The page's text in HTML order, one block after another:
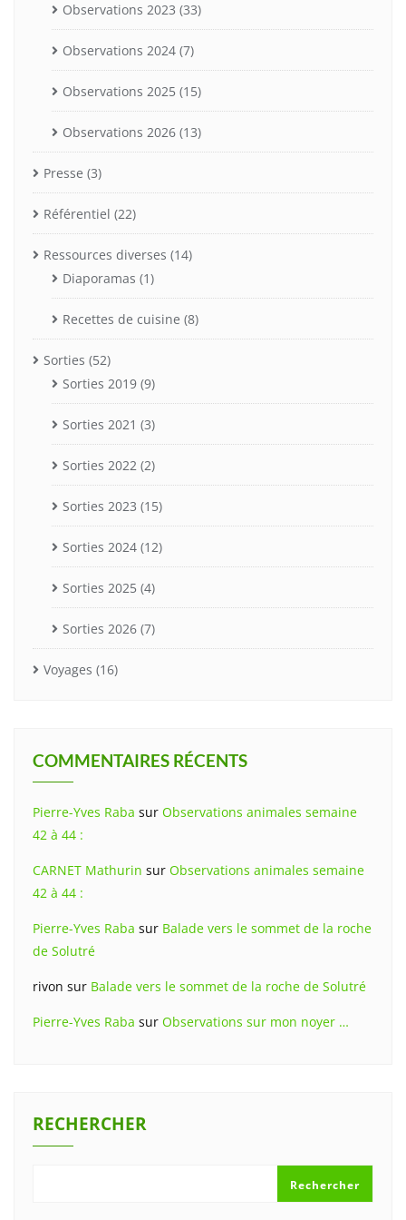
Observations 2023 (33)
Observations 2024 (7)
Observations 2025 (15)
Observations 2026 (13)
Presse (3)
Référentiel (22)
Ressources diverses (14)
Diaporamas (1)
Recettes de cuisine (8)
Sorties (52)
Sorties 2019 (9)
Sorties 2021 (3)
Sorties 2022 (2)
Sorties 2023 (15)
Sorties 2024 (12)
Sorties 2025 (4)
Sorties 2026 (7)
Voyages (16)
COMMENTAIRES RÉCENTS
Pierre-Yves Raba sur Observations animales semaine
42 à 44 :
CARNET Mathurin sur Observations animales semaine
42 à 44 :
Pierre-Yves Raba sur Balade vers le sommet de la roche
de Solutré
rivon sur Balade vers le sommet de la roche de Solutré
Pierre-Yves Raba sur Observations sur mon noyer …
RECHERCHER
Rechercher